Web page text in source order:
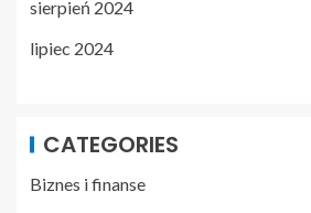
sierpień 2024
lipiec 2024
CATEGORIES
Biznes i finanse